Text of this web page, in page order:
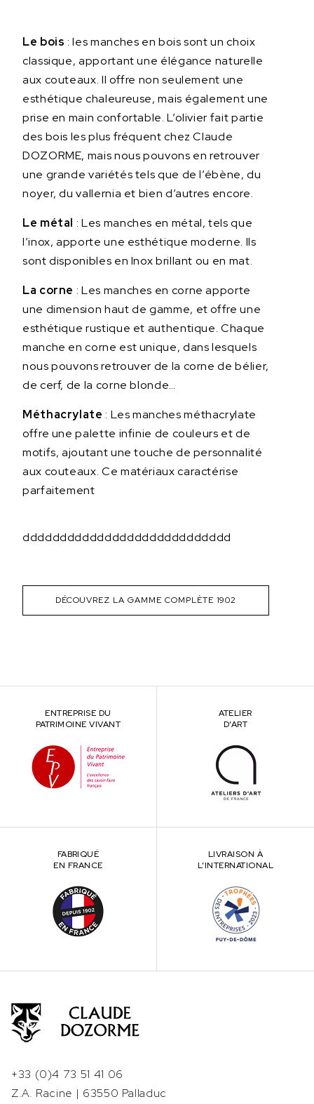
Le bois : les manches en bois sont un choix
classique, apportant une élégance naturelle
aux couteaux. Il offre non seulement une
esthétique chaleureuse, mais également une
prise en main confortable. L’olivier fait partie
des bois les plus fréquent chez Claude
DOZORME, mais nous pouvons en retrouver
une grande variétés tels que de l’ébène, du
noyer, du vallernia et bien d’autres encore.
Le métal : Les manches en métal, tels que
l’inox, apporte une esthétique moderne. Ils
sont disponibles en Inox brillant ou en mat.
La corne : Les manches en corne apporte
une dimension haut de gamme, et offre une
esthétique rustique et authentique. Chaque
manche en corne est unique, dans lesquels
nous pouvons retrouver de la corne de bélier,
de cerf, de la corne blonde…
Méthacrylate : Les manches méthacrylate
offre une palette infinie de couleurs et de
motifs, ajoutant une touche de personnalité
aux couteaux. Ce matériaux caractérise
parfaitement
dddddddddddddddddddddddddddd
DÉCOUVREZ LA GAMME COMPLÈTE 1902
ENTREPRISE DU
PATRIMOINE VIVANT
ATELIER
D’ART
FABRIQUÉ
EN FRANCE
LIVRAISON À
L’INTERNATIONAL
+33 (0)4 73 51 41 06
Z.A. Racine | 63550 Palladuc